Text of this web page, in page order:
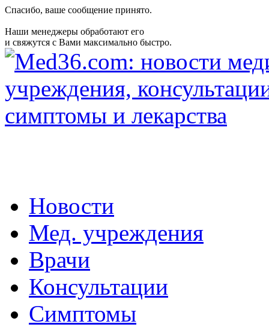
Спасибо, ваше сообщение принято.
Наши менеджеры обработают его
и свяжутся с Вами максимально быстро.
Новости
Мед. учреждения
Врачи
Консультации
Симптомы